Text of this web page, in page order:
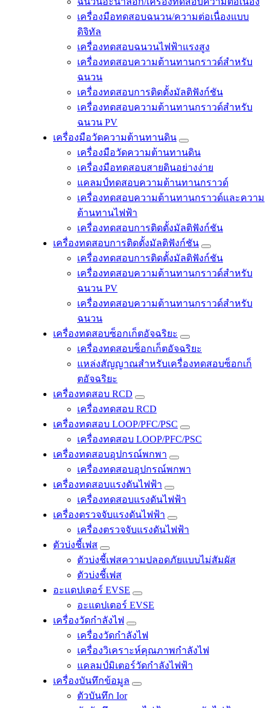
เครื่องมือทดสอบฉนวน/ความต่อเนื่องแบบ
ดิจิทัล
เครื่องทดสอบฉนวนไฟฟ้าแรงสูง
เครื่องทดสอบความต้านทานกราวด์สำหรับ
ฉนวน
เครื่องทดสอบการติดตั้งมัลติฟังก์ชัน
เครื่องทดสอบความต้านทานกราวด์สำหรับ
ฉนวน PV
เครื่องมือวัดความต้านทานดิน
เครื่องมือวัดความต้านทานดิน
เครื่องมือทดสอบสายดินอย่างง่าย
แคลมป์ทดสอบความต้านทานกราวด์
เครื่องทดสอบความต้านทานกราวด์และความ
ต้านทานไฟฟ้า
เครื่องทดสอบการติดตั้งมัลติฟังก์ชัน
เครื่องทดสอบการติดตั้งมัลติฟังก์ชัน
เครื่องทดสอบการติดตั้งมัลติฟังก์ชัน
เครื่องทดสอบความต้านทานกราวด์สำหรับ
ฉนวน PV
เครื่องทดสอบความต้านทานกราวด์สำหรับ
ฉนวน
เครื่องทดสอบซ็อกเก็ตอัจฉริยะ
เครื่องทดสอบซ็อกเก็ตอัจฉริยะ
แหล่งสัญญาณสำหรับเครื่องทดสอบซ็อกเก็
ตอัจฉริยะ
เครื่องทดสอบ RCD
เครื่องทดสอบ RCD
เครื่องทดสอบ LOOP/PFC/PSC
เครื่องทดสอบ LOOP/PFC/PSC
เครื่องทดสอบอุปกรณ์พกพา
เครื่องทดสอบอุปกรณ์พกพา
เครื่องทดสอบแรงดันไฟฟ้า
เครื่องทดสอบแรงดันไฟฟ้า
เครื่องตรวจจับแรงดันไฟฟ้า
เครื่องตรวจจับแรงดันไฟฟ้า
ตัวบ่งชี้เฟส
ตัวบ่งชี้เฟสความปลอดภัยแบบไม่สัมผัส
ตัวบ่งชี้เฟส
อะแดปเตอร์ EVSE
อะแดปเตอร์ EVSE
เครื่องวัดกำลังไฟ
เครื่องวัดกำลังไฟ
เครื่องวิเคราะห์คุณภาพกําลังไฟ
แคลมป์มิเตอร์วัดกำลังไฟฟ้า
เครื่องบันทึกข้อมูล
ตัวบันทึก Ior